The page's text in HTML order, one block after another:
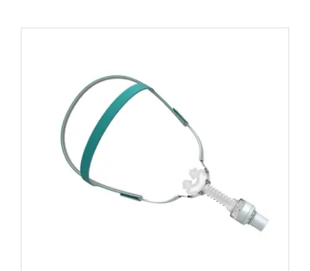
ᲙᲐᲚᲐᲗᲐᲨᲘ ᲓᲐᲛᲐᲢᲔᲑᲐ ᲓᲔᲢᲐᲚᲔᲑᲘ